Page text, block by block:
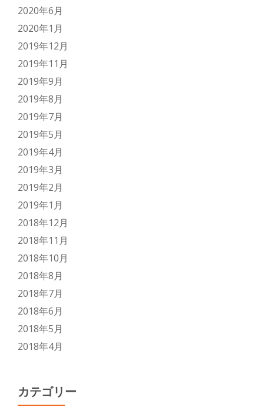
2020年6月
2020年1月
2019年12月
2019年11月
2019年9月
2019年8月
2019年7月
2019年5月
2019年4月
2019年3月
2019年2月
2019年1月
2018年12月
2018年11月
2018年10月
2018年8月
2018年7月
2018年6月
2018年5月
2018年4月
カテゴリー